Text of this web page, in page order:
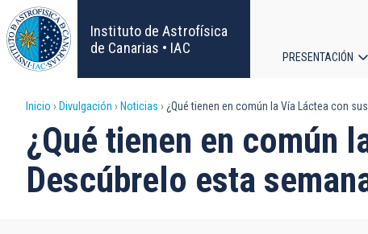
Pasar
al
contenido
principal
Instituto de Astrofísica
de Canarias • IAC
principal
PRESENTACIÓN
Sobrescribir
enlaces
de
Inicio Divulgación Noticias ¿Qué tienen en común la Vía Láctea con
¿Qué tienen en común
Descúbrelo esta